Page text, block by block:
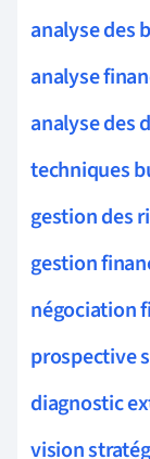
analyse des
analyse
analyse des
techniques
gestion des
gestion
négociation
prospective
diagnostic
vision